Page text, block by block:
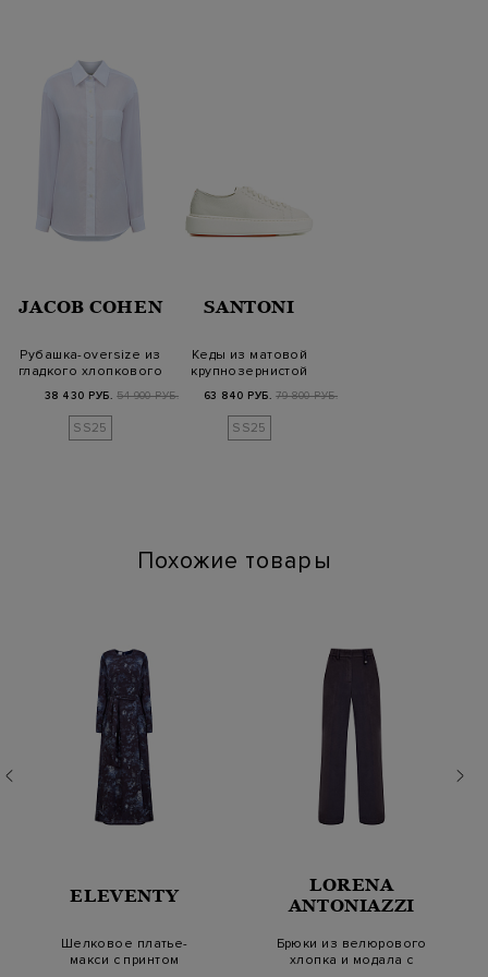
JACOB COHEN
Рубашка-oversize из
гладкого хлопкового
поплина с выши…
38 430 РУБ. 54 900 РУБ.
SS25
SANTONI
Кеды из матовой
крупнозернистой
кожи с декоративной
ст…
63 840 РУБ. 79 800 РУБ.
SS25
Похожие товары
ELEVENTY
Шелковое платье-
макси с принтом
LORENA
ANTONIAZZI
Брюки из велюрового
хлопка и модала с